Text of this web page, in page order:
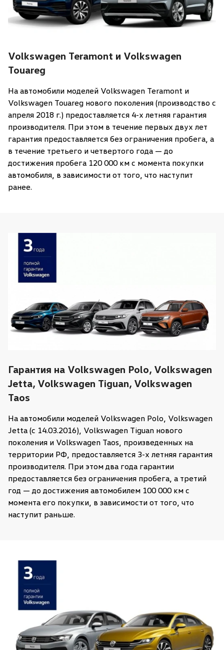
Volkswagen Teramont и Volkswagen
Touareg
На автомобили моделей Volkswagen Teramont и
Volkswagen Touareg нового поколения (производство с
апреля 2018 г.) предоставляется 4-х летняя гарантия
производителя. При этом в течение первых двух лет
гарантия предоставляется без ограничения пробега, а
в течение третьего и четвертого года — до
достижения пробега 120 000 км с момента покупки
автомобиля, в зависимости от того, что наступит
ранее.
Гарантия на Volkswagen Polo, Volkswagen
Jetta, Volkswagen Tiguan, Volkswagen
Taos
На автомобили моделей Volkswagen Polo, Volkswagen
Jetta (с 14.03.2016), Volkswagen Tiguan нового
поколения и Volkswagen Taos, произведенных на
территории РФ, предоставляется 3-х летняя гарантия
производителя. При этом два года гарантии
предоставляется без ограничения пробега, а третий
год — до достижения автомобилем 100 000 км с
момента его покупки, в зависимости от того, что
наступит раньше.